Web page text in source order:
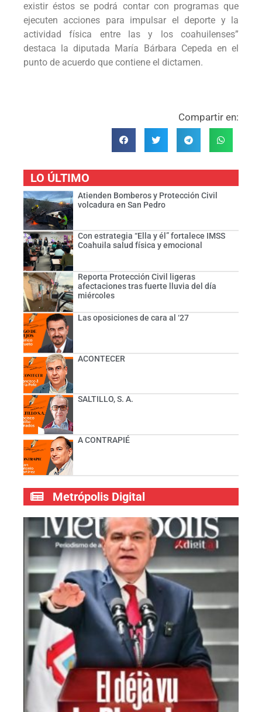
existir éstos se podrá contar con programas que
ejecuten acciones para impulsar el deporte y la
actividad física entre las y los coahuilenses”
destaca la diputada María Bárbara Cepeda en el
punto de acuerdo que contiene el dictamen.
Compartir en:
LO ÚLTIMO
Atienden Bomberos y Protección Civil
volcadura en San Pedro
Con estrategia “Ella y él” fortalece IMSS
Coahuila salud física y emocional
Reporta Protección Civil ligeras
afectaciones tras fuerte lluvia del día
miércoles
Las oposiciones de cara al ‘27
ACONTECER
SALTILLO, S. A.
A CONTRAPIÉ
Metrópolis Digital